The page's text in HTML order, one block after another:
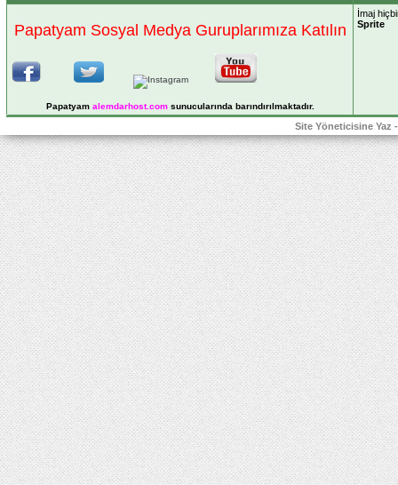
Papatyam Sosyal Medya Guruplarımıza Katılın
Papatyam alemdarhost.comsunucularında barındırılmaktadır.
İmaj
Sprite
Site Yöneticisine Yaz